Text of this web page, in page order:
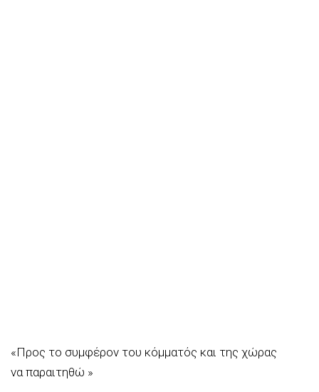
«Προς το συμφέρον του κόμματός και της χώρας
να παραιτηθώ »